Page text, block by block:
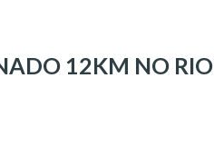
12KM NO RIO